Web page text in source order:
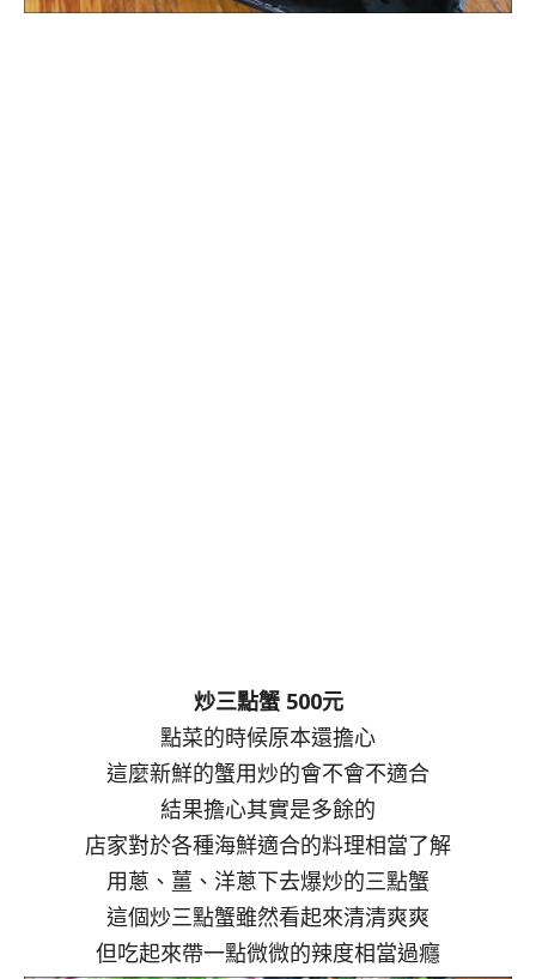
炒三點蟹 500元
點菜的時候原本還擔心
這麼新鮮的蟹用炒的會不會不適合
結果擔心其實是多餘的
店家對於各種海鮮適合的料理相當了解
用蔥、薑、洋蔥下去爆炒的三點蟹
這個炒三點蟹雖然看起來清清爽爽
但吃起來帶一點微微的辣度相當過癮